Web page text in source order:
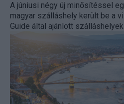
A júniusi négy új minősítéssel
magyar szálláshely került be a
Guide által ajánlott